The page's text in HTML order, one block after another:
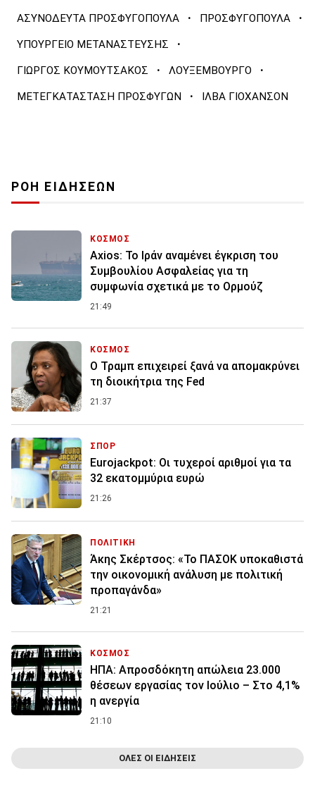
ΑΣΥΝΟΔΕΥΤΑ ΠΡΟΣΦΥΓΟΠΟΥΛΑ · ΠΡΟΣΦΥΓΟΠΟΥΛΑ ·
ΥΠΟΥΡΓΕΙΟ ΜΕΤΑΝΑΣΤΕΥΣΗΣ ·
ΓΙΩΡΓΟΣ ΚΟΥΜΟΥΤΣΑΚΟΣ · ΛΟΥΞΕΜΒΟΥΡΓΟ ·
ΜΕΤΕΓΚΑΤΑΣΤΑΣΗ ΠΡΟΣΦΥΓΩΝ · ΙΛΒΑ ΓΙΟΧΑΝΣΟΝ
ΡΟΗ ΕΙΔΗΣΕΩΝ
ΚΟΣΜΟΣ
Axios: Το Ιράν αναμένει έγκριση του
Συμβουλίου Ασφαλείας για τη
συμφωνία σχετικά με το Ορμούζ
21:49
ΚΟΣΜΟΣ
Ο Τραμπ επιχειρεί ξανά να απομακρύνει
τη διοικήτρια της Fed
21:37
ΣΠΟΡ
Eurojackpot: Οι τυχεροί αριθμοί για τα
32 εκατoμμύρια ευρώ
21:26
ΠΟΛΙΤΙΚΗ
Άκης Σκέρτσος: «Το ΠΑΣΟΚ υποκαθιστά
την οικονομική ανάλυση με πολιτική
προπαγάνδα»
21:21
ΚΟΣΜΟΣ
ΗΠΑ: Απροσδόκητη απώλεια 23.000
θέσεων εργασίας τον Ιούλιο – Στο 4,1%
η ανεργία
21:10
ΟΛΕΣ ΟΙ ΕΙΔΗΣΕΙΣ